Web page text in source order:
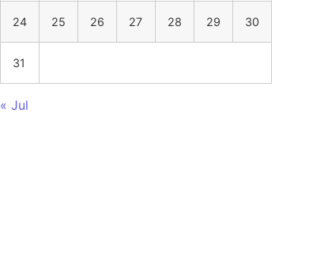
24 25 26 27 28 29 30
31
« Jul